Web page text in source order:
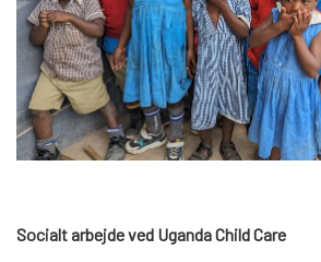
Socialt arbejde ved Uganda Child Care